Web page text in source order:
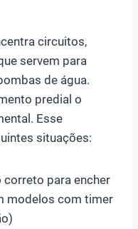
circuitos,
servem para
de água.
predial o
Esse
situações:
para encher
modelos com timer